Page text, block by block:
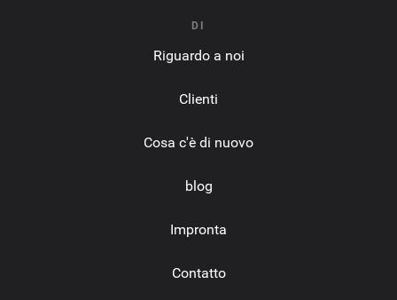
DI
Riguardo a noi
Clienti
Cosa c'è di nuovo
blog
Impronta
Contatto